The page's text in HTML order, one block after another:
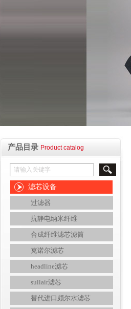
产品目录 Product catalog
滤芯设备
过滤器
抗静电纳米纤维
合成纤维滤芯滤筒
克诺尔滤芯
headline滤芯
sullair滤芯
替代进口颇尔水滤芯